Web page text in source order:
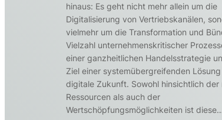
hinaus: Es geht nicht mehr allein um die
Digitalisierung von Vertriebskanälen,
vielmehr um die Transformation und
Vielzahl unternehmenskritischer
einer ganzheitlichen Handelsstrategie
Ziel einer systemübergreifenden
digitale Zukunft. Sowohl hinsichtlich der
Ressourcen als auch der
Wertschöpfungsmöglichkeiten ist diese…